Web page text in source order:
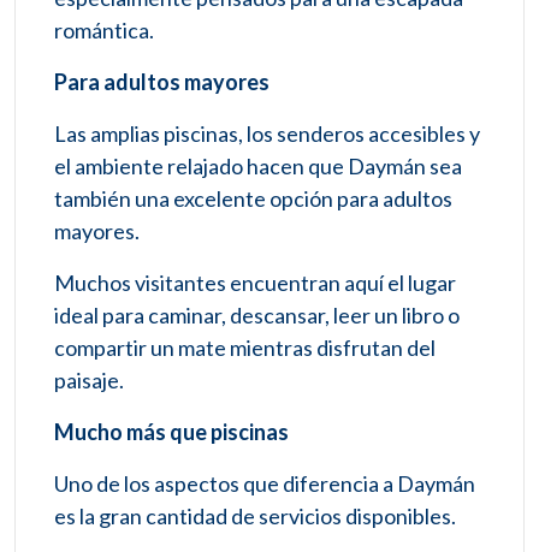
romántica.
Para adultos mayores
Las amplias piscinas, los senderos accesibles y
el ambiente relajado hacen que Daymán sea
también una excelente opción para adultos
mayores.
Muchos visitantes encuentran aquí el lugar
ideal para caminar, descansar, leer un libro o
compartir un mate mientras disfrutan del
paisaje.
Mucho más que piscinas
Uno de los aspectos que diferencia a Daymán
es la gran cantidad de servicios disponibles.